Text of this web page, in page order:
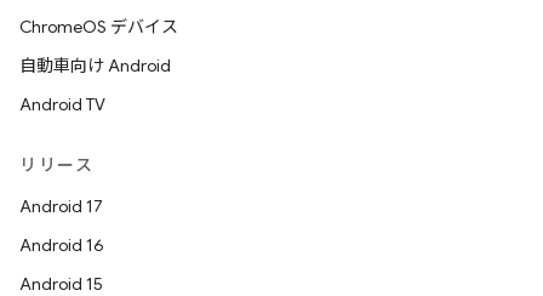
ChromeOS デバイス
自動車向け Android
Android TV
リリース
Android 17
Android 16
Android 15